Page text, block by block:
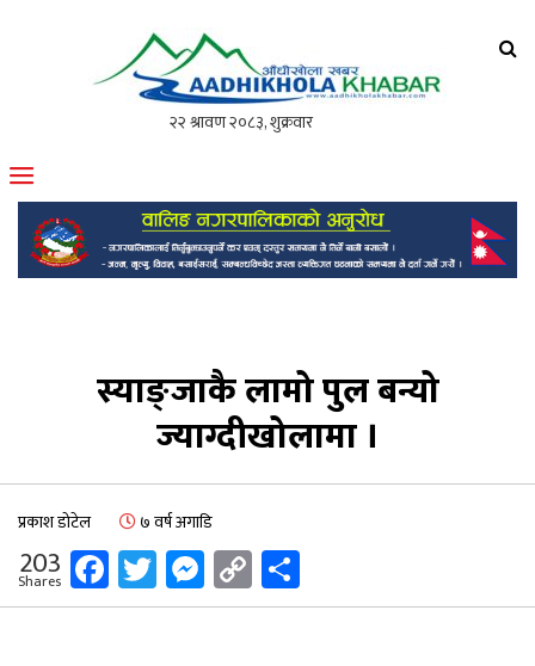
मोफसलकै लोकप्रिय अनलाइन पत्रिका
स्याङ्जाकै लामो पुल बन्यो
ज्याग्दीखोलामा ।
प्रकाश डोटेल ७ वर्ष अगाडि
203
Shares Facebook
Twitter
Messenger
Copy
Link